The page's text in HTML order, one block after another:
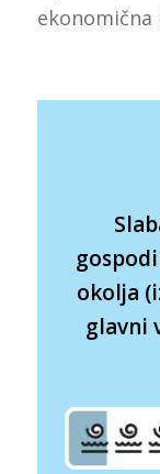
ekonomična
okolja
glavni